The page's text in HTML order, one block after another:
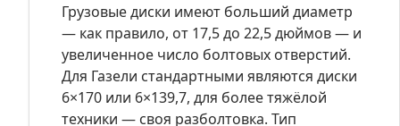
Грузовые диски имеют больший диаметр
— как правило, от 17,5 до 22,5 дюймов — и
увеличенное число болтовых отверстий.
Для Газели стандартными являются диски
6×170 или 6×139,7, для более тяжёлой
техники — своя разболтовка. Тип